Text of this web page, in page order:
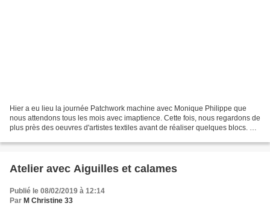
Hier a eu lieu la journée Patchwork machine avec Monique Philippe que
nous attendons tous les mois avec imaptience. Cette fois, nous regardons de
plus près des oeuvres d'artistes textiles avant de réaliser quelques blocs. Le
Atelier avec Aiguilles et calames
Publié le 08/02/2019 à 12:14
Par M Christine 33